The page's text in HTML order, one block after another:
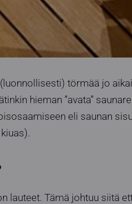
törmää jo
hieman ”avata”
eli saunan
lauteet. Tämä johtuu siitä